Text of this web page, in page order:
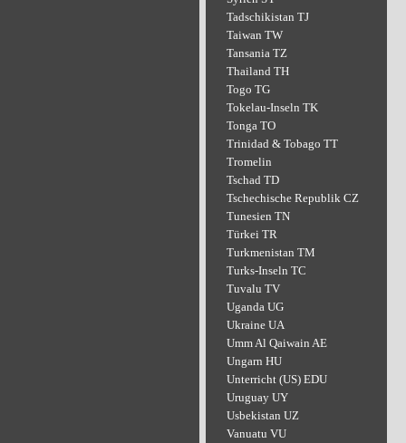
Tadschikistan TJ
Taiwan TW
Tansania TZ
Thailand TH
Togo TG
Tokelau-Inseln TK
Tonga TO
Trinidad & Tobago TT
Tromelin
Tschad TD
Tschechische Republik CZ
Tunesien TN
Türkei TR
Turkmenistan TM
Turks-Inseln TC
Tuvalu TV
Uganda UG
Ukraine UA
Umm Al Qaiwain AE
Ungarn HU
Unterricht (US) EDU
Uruguay UY
Usbekistan UZ
Vanuatu VU